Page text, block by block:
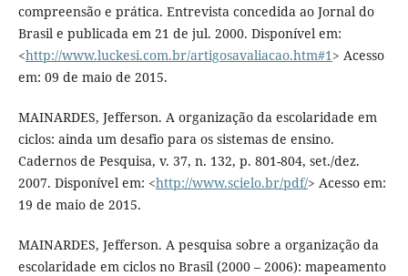
compreensão e prática. Entrevista concedida ao Jornal do
Brasil e publicada em 21 de jul. 2000. Disponível em:
<http://www.luckesi.com.br/artigosavaliacao.htm#1> Acesso
em: 09 de maio de 2015.
MAINARDES, Jefferson. A organização da escolaridade em
ciclos: ainda um desafio para os sistemas de ensino.
Cadernos de Pesquisa, v. 37, n. 132, p. 801-804, set./dez.
2007. Disponível em: <http://www.scielo.br/pdf/> Acesso em:
19 de maio de 2015.
MAINARDES, Jefferson. A pesquisa sobre a organização da
escolaridade em ciclos no Brasil (2000 – 2006): mapeamento